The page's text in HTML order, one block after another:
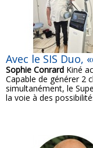
Avec le SIS Duo,
Sophie Conrard Kiné
Capable de générer 2
simultanément, le
la voie à des